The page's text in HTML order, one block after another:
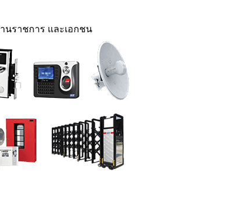
ราชการ และเอกชน